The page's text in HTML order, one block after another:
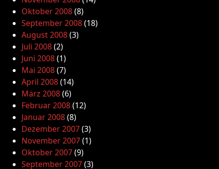
Oktober 2008(8)
September 2008(18)
August 2008(3)
Juli 2008(2)
Juni 2008(1)
Mai 2008(7)
April 2008(14)
März 2008(6)
Februar 2008(12)
Januar 2008(8)
Dezember 2007(3)
November 2007(1)
Oktober 2007(9)
September 2007(3)